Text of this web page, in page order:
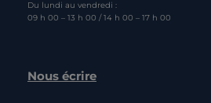
Du lundi au vendredi :
09 h 00 – 13 h 00 / 14 h 00 – 17 h 00
Nous écrire